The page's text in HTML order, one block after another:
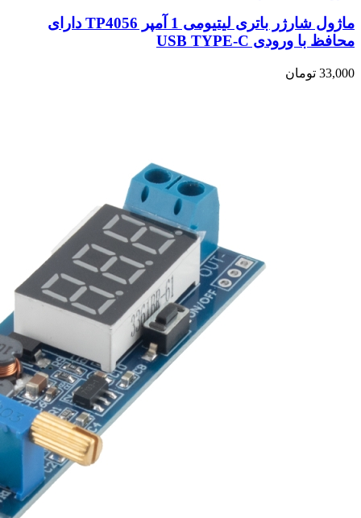
ماژول شارژر باتری لیتیومی 1 آمپر TP4056 دارای
محافظ با ورودی USB TYPE-C
33,000 تومان